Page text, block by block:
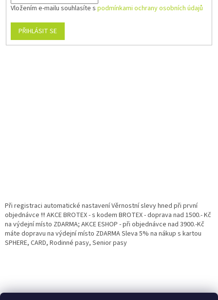
Vložením e-mailu souhlasíte s podmínkami ochrany osobních údajů
PŘIHLÁSIT SE
Při registraci automatické nastavení Věrnostní slevy hned při první
objednávce !!! AKCE BROTEX - s kodem BROTEX - doprava nad 1500.- Kč
na výdejní místo ZDARMA; AKCE ESHOP - při objednávce nad 3900.-Kč
máte dopravu na výdejní místo ZDARMA Sleva 5% na nákup s kartou
SPHERE, CARD, Rodinné pasy, Senior pasy